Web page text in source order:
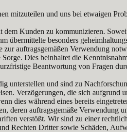
mitzuteilen und uns bei etwaigen
Kunden zu kommunizieren.
besonders
auftragsgemäßen Verwendung
Dies beinhaltet die
Beantwortung von Fragen
unterstellen und sind zu
Verzögerungen, die sich
dies während eines bereits
deren auftragsgemäße
verstößt. Wir sind zu einer
Rechten Dritter sowie Schäden,